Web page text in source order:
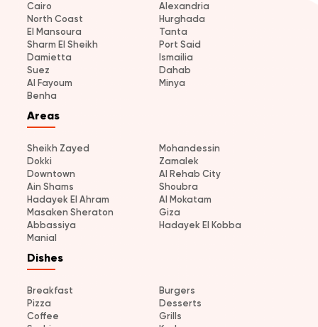
Cairo
Alexandria
North Coast
Hurghada
El Mansoura
Tanta
Sharm El Sheikh
Port Said
Damietta
Ismailia
Suez
Dahab
Al Fayoum
Minya
Benha
Areas
Sheikh Zayed
Mohandessin
Dokki
Zamalek
Downtown
Al Rehab City
Ain Shams
Shoubra
Hadayek El Ahram
Al Mokatam
Masaken Sheraton
Giza
Abbassiya
Hadayek El Kobba
Manial
Dishes
Breakfast
Burgers
Pizza
Desserts
Coffee
Grills